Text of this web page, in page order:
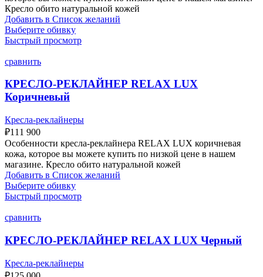
Кресло обито натуральной кожей
Добавить в Список желаний
Выберите обивку
Быстрый просмотр
сравнить
КРЕСЛО-РЕКЛАЙНЕР RELAX LUX
Коричневый
Кресла-реклайнеры
₽111 900
Особенности кресла-реклайнера RELAX LUX коричневая
кожа, которое вы можете купить по низкой цене в нашем
магазине. Кресло обито натуральной кожей
Добавить в Список желаний
Выберите обивку
Быстрый просмотр
сравнить
КРЕСЛО-РЕКЛАЙНЕР RELAX LUX Черный
Кресла-реклайнеры